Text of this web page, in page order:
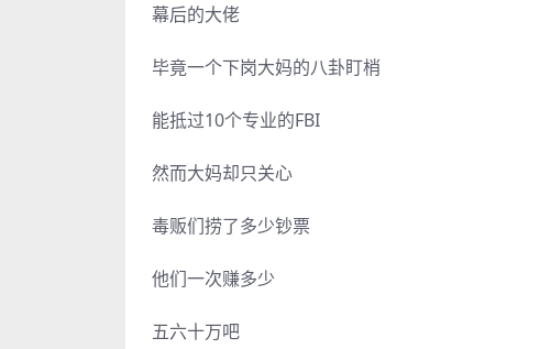
幕后的大佬
毕竟一个下岗大妈的八卦盯梢
能抵过10个专业的FBI
然而大妈却只关心
毒贩们捞了多少钞票
他们一次赚多少
五六十万吧